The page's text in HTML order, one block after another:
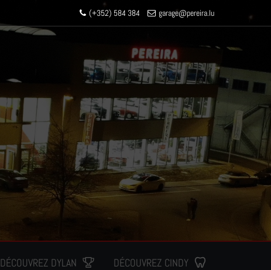
(+352) 584 384 garage@pereira.lu
DÉCOUVREZ DYLAN DÉCOUVREZ CINDY